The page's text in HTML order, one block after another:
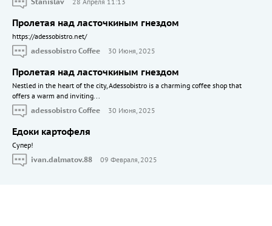
Stanislav
28 Апреля 11:13
Пролетая над ласточкиным гнездом
https://adessobistro.net/
adessobistro Coffee
30 Июня, 2025
Пролетая над ласточкиным гнездом
Nestled in the heart of the city, Adessobistro is a charming coffee shop that
offers a warm and inviting...
adessobistro Coffee
30 Июня, 2025
Едоки картофеля
Cупер!
ivan.dalmatov.88
09 Февраля, 2025